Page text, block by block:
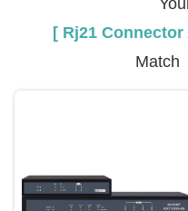
[ Rj21 Connector
Match